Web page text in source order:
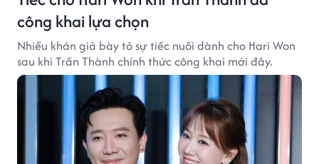
công khai lựa chọn
Nhiều khán giả bày tỏ sự tiếc nuối dành cho Hari Won
sau khi Trấn Thành chính thức công khai mới đây.